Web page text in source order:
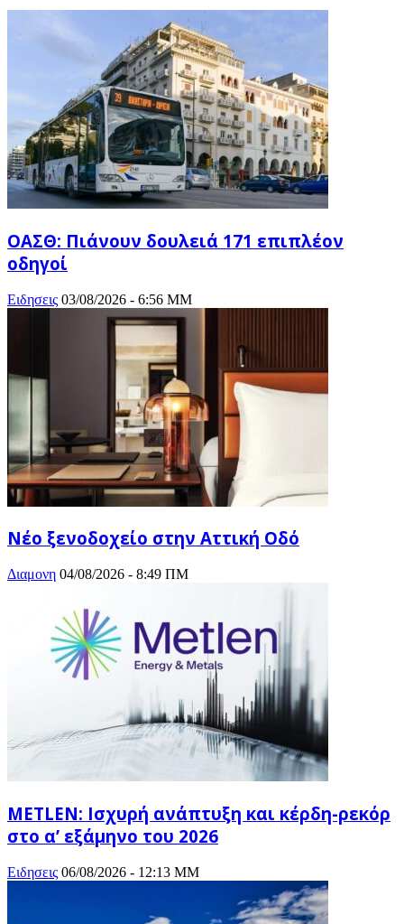
ΟΑΣΘ: Πιάνουν δουλειά 171 επιπλέον
οδηγοί
Ειδησεις 03/08/2026 - 6:56 ΜΜ
Νέο ξενοδοχείο στην Αττική Οδό
Διαμονη 04/08/2026 - 8:49 ΠΜ
METLEN: Ισχυρή ανάπτυξη και κέρδη-ρεκόρ
στο α’ εξάμηνο του 2026
Ειδησεις 06/08/2026 - 12:13 ΜΜ